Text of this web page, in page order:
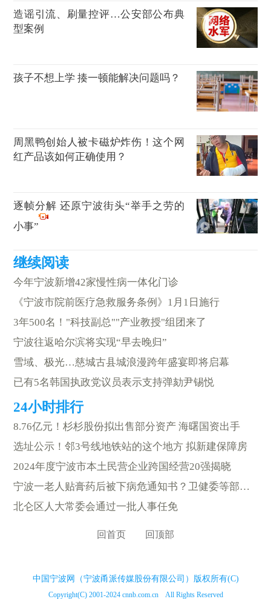
造谣引流、刷量控评…公安部公布典
型案例
孩子不想上学 揍一顿能解决问题吗？
周黑鸭创始人被卡磁炉炸伤！这个网
红产品该如何正确使用？
逐帧分解 还原宁波街头“举手之劳的
小事”
今年宁波新增42家慢性病一体化门诊
《宁波市院前医疗急救服务条例》1月1日施行
3年500名！"科技副总""产业教授"组团来了
宁波往返哈尔滨将实现“早去晚归”
雪域、极光…慈城古县城浪漫跨年盛宴即将启幕
已有5名韩国执政党议员表示支持弹劾尹锡悦
8.76亿元！杉杉股份拟出售部分资产 海曙国资出手
选址公示！邻3号线地铁站的这个地方 拟新建保障房
2024年度宁波市本土民营企业跨国经营20强揭晓
宁波一老人贴膏药后被下病危通知书？卫健委等部门已介入
北仑区人大常委会通过一批人事任免
回首页 回顶部
中国宁波网（宁波甬派传媒股份有限公司）版权所有(C)
Copyright(C) 2001-2024 cnnb.com.cn All Rights Reserved